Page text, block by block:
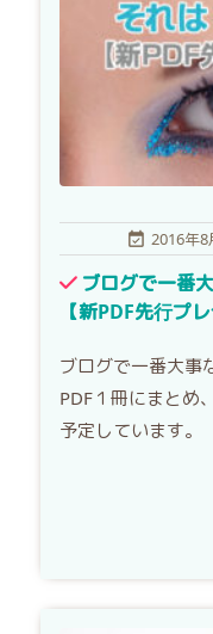
 2016年8
ブログで一番
【新PDF先行プ
ブログで一番大事
PDF１冊にまとめ
予定しています。